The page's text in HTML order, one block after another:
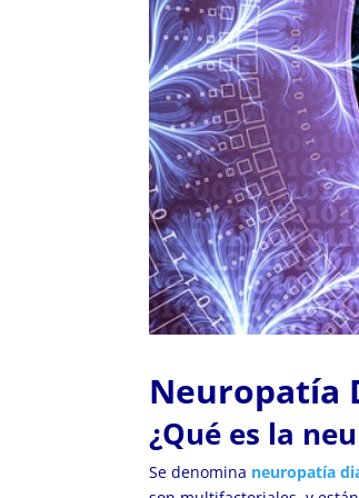
Neuropatía
¿Qué es la
Se denomina neuropatía